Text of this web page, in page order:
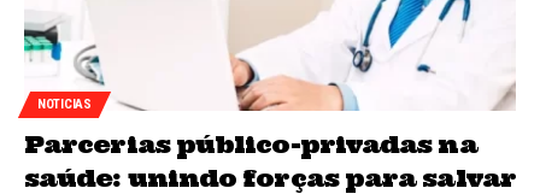
NOTICIAS
Parcerias público-privadas na
saúde: unindo forças para salvar